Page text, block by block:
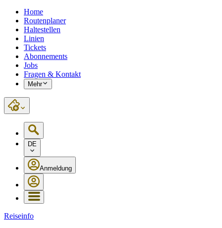
Home
Routenplaner
Haltestellen
Linien
Tickets
Abonnements
Jobs
Fragen & Kontakt
Mehr
DE
Anmeldung
Reiseinfo